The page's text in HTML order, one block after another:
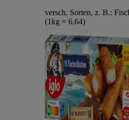
versch. Sorten, z. B.:
(1kg = 6,64)